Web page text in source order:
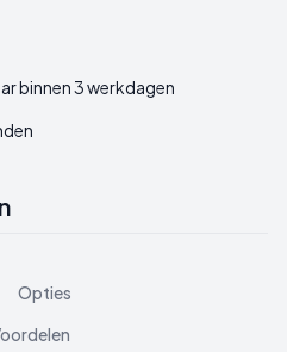
binnen 3 werkdagen
Opties